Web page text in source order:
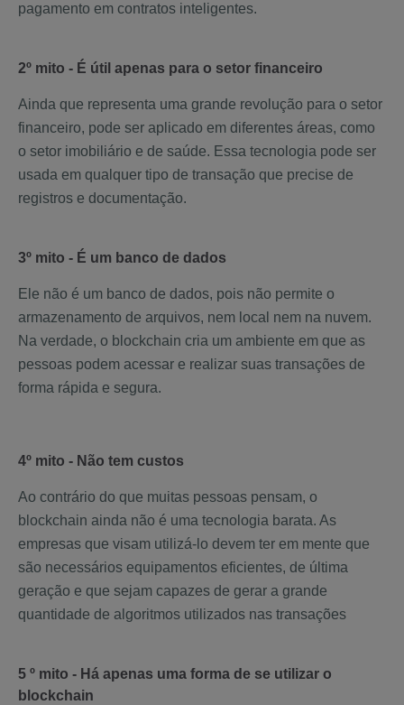
pagamento em contratos inteligentes.
2º mito - É útil apenas para o setor financeiro
Ainda que representa uma grande revolução para o setor
financeiro, pode ser aplicado em diferentes áreas, como
o setor imobiliário e de saúde. Essa tecnologia pode ser
usada em qualquer tipo de transação que precise de
registros e documentação.
3º mito - É um banco de dados
Ele não é um banco de dados, pois não permite o
armazenamento de arquivos, nem local nem na nuvem.
Na verdade, o blockchain cria um ambiente em que as
pessoas podem acessar e realizar suas transações de
forma rápida e segura.
4º mito - Não tem custos
Ao contrário do que muitas pessoas pensam, o
blockchain ainda não é uma tecnologia barata. As
empresas que visam utilizá-lo devem ter em mente que
são necessários equipamentos eficientes, de última
geração e que sejam capazes de gerar a grande
quantidade de algoritmos utilizados nas transações
5 º mito - Há apenas uma forma de se utilizar o
blockchain